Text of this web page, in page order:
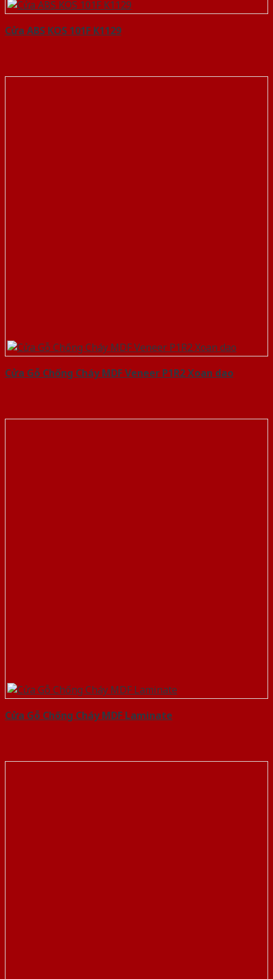
Cửa ABS KOS 101F K1129
Cửa Gỗ Chống Cháy MDF Veneer P1R2 Xoan dao
Cửa Gỗ Chống Cháy MDF Laminate